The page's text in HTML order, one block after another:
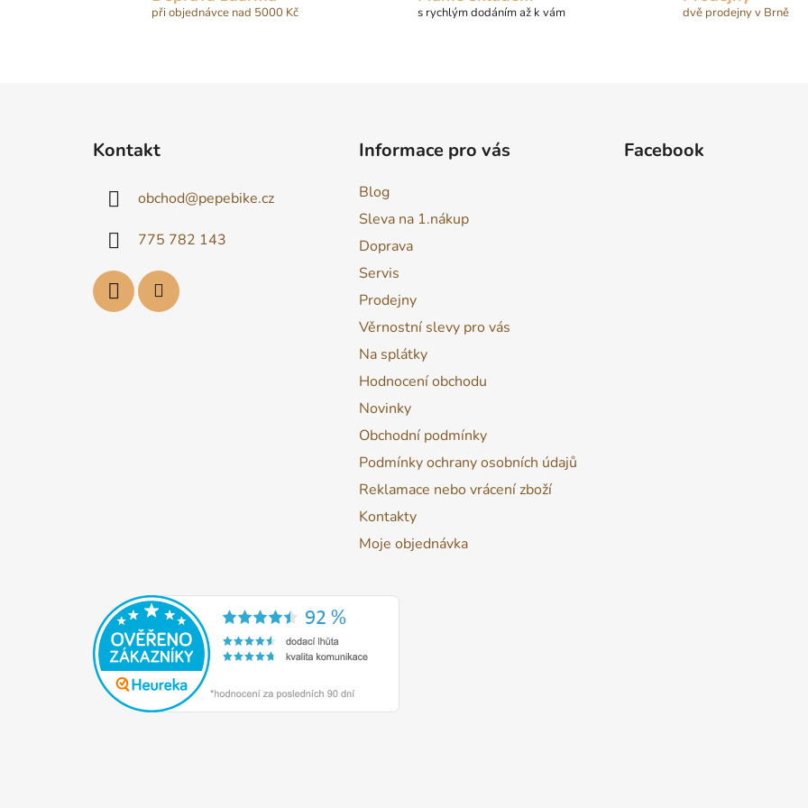
i
při objednávce nad 5000 Kč s rychlým dodáním až k vám dvě prodejny v Brně
Kontakt
obchod@pepebike.cz
775 782 143
Informace pro vás
Blog
Sleva na 1.nákup
Doprava
Servis
Prodejny
Věrnostní slevy pro vás
Na splátky
Hodnocení obchodu
Novinky
Obchodní podmínky
Podmínky ochrany osobních údajů
Reklamace nebo vrácení zboží
Kontakty
Moje objednávka
Facebook